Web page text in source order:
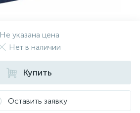
Не указана цена
Нет в наличии
Купить
Оставить заявку